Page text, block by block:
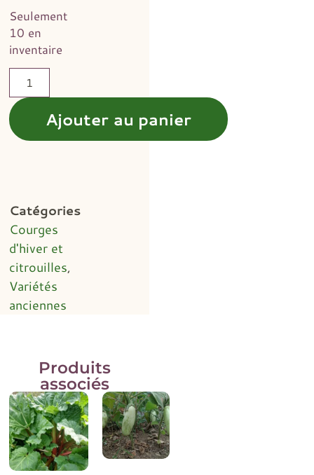
Seulement
10 en
inventaire
Ajouter au panier
Catégories
Courges
d'hiver et
citrouilles,
Variétés
anciennes
Produits
associés